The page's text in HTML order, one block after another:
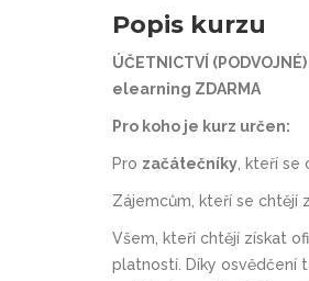
Popis kurzu
ÚČETNICTVÍ
elearning ZDARMA
Pro koho je kurz určen:
Pro začátečníky , kteří
Zájemcům, kteří se chtějí
Všem, kteří chtějí získat
platností. Díky osvědčení